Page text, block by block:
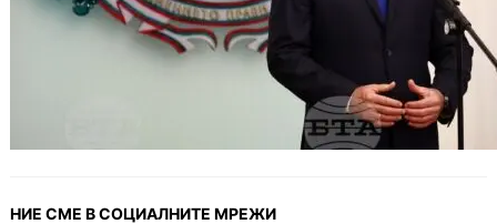
НИЕ СМЕ В СОЦИАЛНИТЕ МРЕЖИ